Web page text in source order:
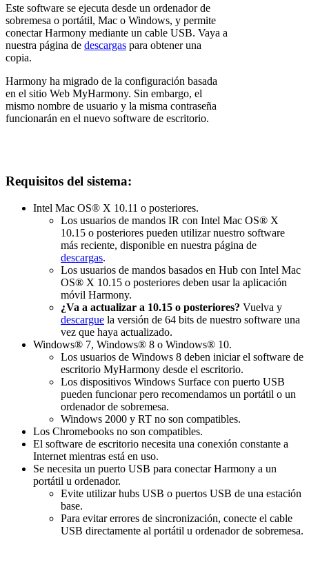
Este software se ejecuta desde un ordenador de
sobremesa o portátil, Mac o Windows, y permite
conectar Harmony mediante un cable USB. Vaya a
nuestra página de descargas para obtener una
copia.
Harmony ha migrado de la configuración basada
en el sitio Web MyHarmony. Sin embargo, el
mismo nombre de usuario y la misma contraseña
funcionarán en el nuevo software de escritorio.
Requisitos del sistema:
Intel Mac OS® X 10.11 o posteriores.
Los usuarios de mandos IR con Intel Mac OS® X
10.15 o posteriores pueden utilizar nuestro software
más reciente, disponible en nuestra página de
descargas.
Los usuarios de mandos basados en Hub con Intel Mac
OS® X 10.15 o posteriores deben usar la aplicación
móvil Harmony.
¿Va a actualizar a 10.15 o posteriores? Vuelva y
descargue la versión de 64 bits de nuestro software una
vez que haya actualizado.
Windows® 7, Windows® 8 o Windows® 10.
Los usuarios de Windows 8 deben iniciar el software de
escritorio MyHarmony desde el escritorio.
Los dispositivos Windows Surface con puerto USB
pueden funcionar pero recomendamos un portátil o un
ordenador de sobremesa.
Windows 2000 y RT no son compatibles.
Los Chromebooks no son compatibles.
El software de escritorio necesita una conexión constante a
Internet mientras está en uso.
Se necesita un puerto USB para conectar Harmony a un
portátil u ordenador.
Evite utilizar hubs USB o puertos USB de una estación
base.
Para evitar errores de sincronización, conecte el cable
USB directamente al portátil u ordenador de sobremesa.